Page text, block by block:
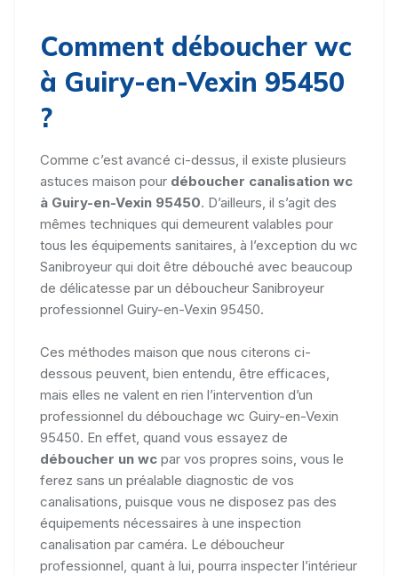
Comment déboucher wc
à Guiry-en-Vexin 95450
?
Comme c’est avancé ci-dessus, il existe plusieurs
astuces maison pour déboucher canalisation wc
à Guiry-en-Vexin 95450. D’ailleurs, il s’agit des
mêmes techniques qui demeurent valables pour
tous les équipements sanitaires, à l’exception du wc
Sanibroyeur qui doit être débouché avec beaucoup
de délicatesse par un déboucheur Sanibroyeur
professionnel Guiry-en-Vexin 95450.
Ces méthodes maison que nous citerons ci-
dessous peuvent, bien entendu, être efficaces,
mais elles ne valent en rien l’intervention d’un
professionnel du débouchage wc Guiry-en-Vexin
95450. En effet, quand vous essayez de
déboucher un wc par vos propres soins, vous le
ferez sans un préalable diagnostic de vos
canalisations, puisque vous ne disposez pas des
équipements nécessaires à une inspection
canalisation par caméra. Le déboucheur
professionnel, quant à lui, pourra inspecter l’intérieur